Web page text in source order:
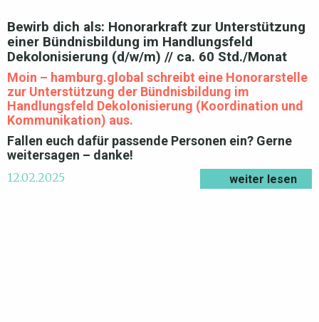
Bewirb dich als: Honorarkraft zur Unterstützung
einer Bündnisbildung im Handlungsfeld
Dekolonisierung (d/w/m) // ca. 60 Std./Monat
Moin – hamburg.global schreibt eine Honorarstelle
zur Unterstützung der Bündnisbildung im
Handlungsfeld Dekolonisierung (Koordination und
Kommunikation) aus.
Fallen euch dafür passende Personen ein? Gerne
weitersagen – danke!
12.02.2025 weiter lesen